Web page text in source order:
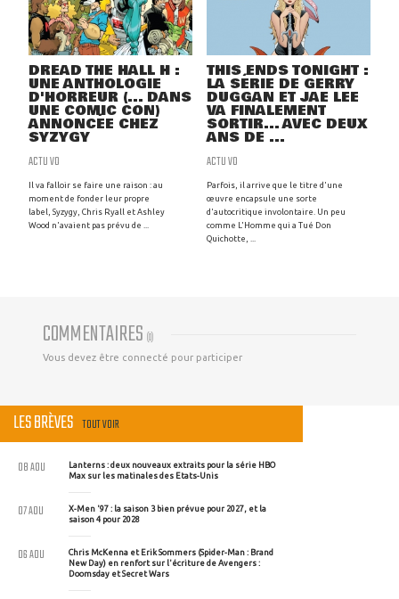
DREAD THE HALL H :
UNE ANTHOLOGIE
D'HORREUR (... DANS
UNE COMIC CON)
ANNONCÉE CHEZ
SYZYGY
ACTU VO
Il va falloir se faire une raison : au
moment de fonder leur propre
label, Syzygy, Chris Ryall et Ashley
Wood n'avaient pas prévu de ...
THIS ENDS TONIGHT :
LA SÉRIE DE GERRY
DUGGAN ET JAE LEE
VA FINALEMENT
SORTIR... AVEC DEUX
ANS DE ...
ACTU VO
Parfois, il arrive que le titre d'une
œuvre encapsule une sorte
d'autocritique involontaire. Un peu
comme L'Homme qui a Tué Don
Quichotte, ...
COMMENTAIRES (0)
Vous devez être connecté pour participer
LES BRÈVES TOUT VOIR
Lanterns : deux nouveaux extraits pour la série HBO
Max sur les matinales des Etats-Unis
08 AOU
X-Men '97 : la saison 3 bien prévue pour 2027, et la
saison 4 pour 2028
07 AOU
Chris McKenna et Erik Sommers (Spider-Man : Brand
New Day) en renfort sur l'écriture de Avengers :
Doomsday et Secret Wars
06 AOU